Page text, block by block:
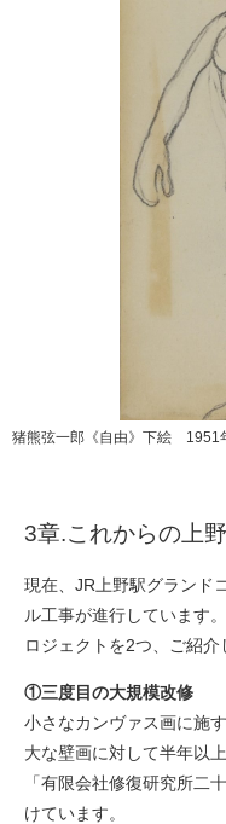
猪熊弦一郎《自由》下絵 1951
3章.これからの上
現在、JR上野駅グランド
ル工事が進行しています
ロジェクトを2つ、ご紹介
①三度目の大規模改修
小さなカンヴァス画に施
大な壁画に対して半年以
「有限会社修復研究所二
けています。